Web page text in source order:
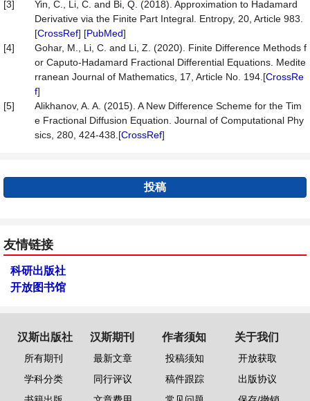
[3]
Yin, C., Li, C. and Bi, Q. (2018). Approximation to Hadamard
Derivative via the Finite Part Integral. Entropy, 20, Article 983.
[CrossRef] [PubMed]
[4]
Gohar, M., Li, C. and Li, Z. (2020). Finite Difference Methods f
or Caputo-Hadamard Fractional Differential Equations. Medite
rranean Journal of Mathematics, 17, Article No. 194.[CrossRe
f]
[5]
Alikhanov, A. A. (2015). A New Difference Scheme for the Tim
e Fractional Diffusion Equation. Journal of Computational Phy
sics, 280, 424-438.[CrossRef]
投稿
友情链接
科研出版社
开放图书馆
汉斯出版社
所有期刊
学科分类
汉斯期刊
最新文章
同行评议
作者须知
投稿须知
稿件跟踪
关于我们
开放获取
出版协议